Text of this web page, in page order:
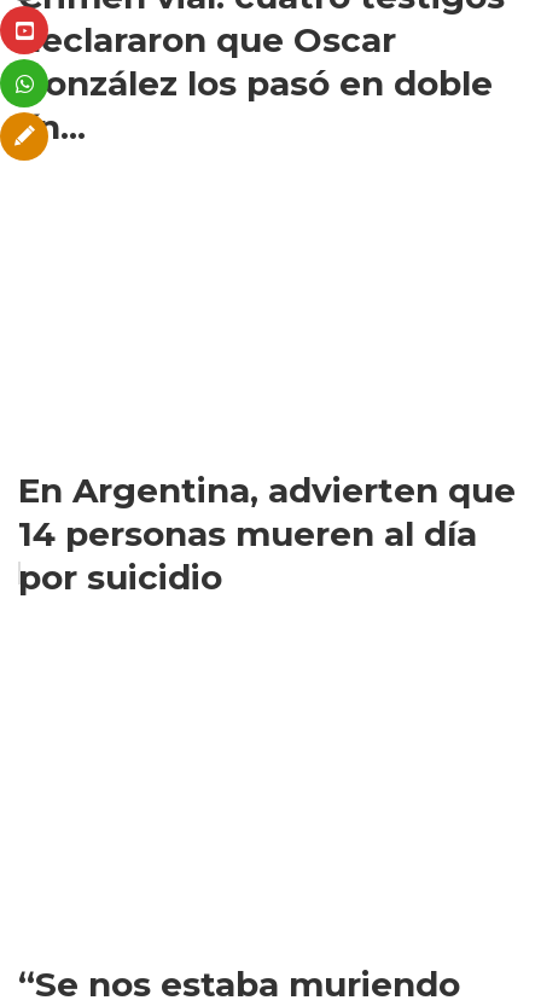
declararon que Oscar
González los pasó en doble
lín...
En Argentina, advierten que
14 personas mueren al día
por suicidio
“Se nos estaba muriendo